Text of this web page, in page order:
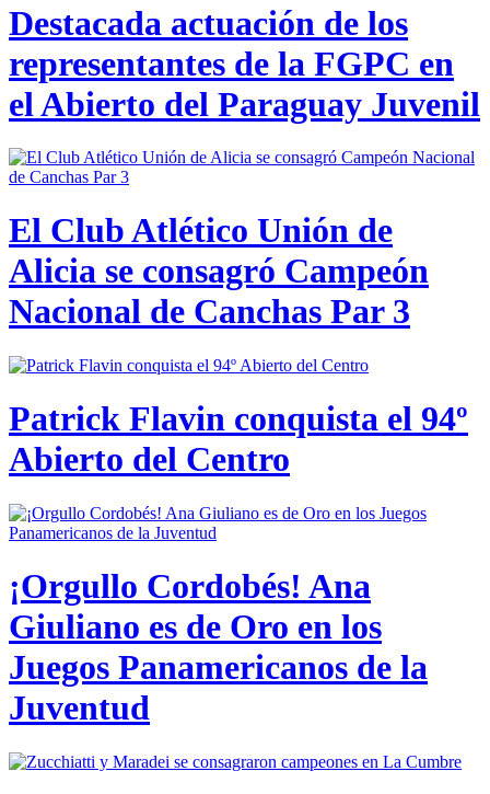
Destacada actuación de los
representantes de la FGPC en
el Abierto del Paraguay Juvenil
El Club Atlético Unión de
Alicia se consagró Campeón
Nacional de Canchas Par 3
Patrick Flavin conquista el 94º
Abierto del Centro
¡Orgullo Cordobés! Ana
Giuliano es de Oro en los
Juegos Panamericanos de la
Juventud